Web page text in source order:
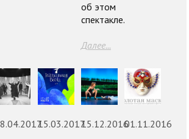
об этом
спектакле.
Далее...
15.03.201715.12.201601.11.2016